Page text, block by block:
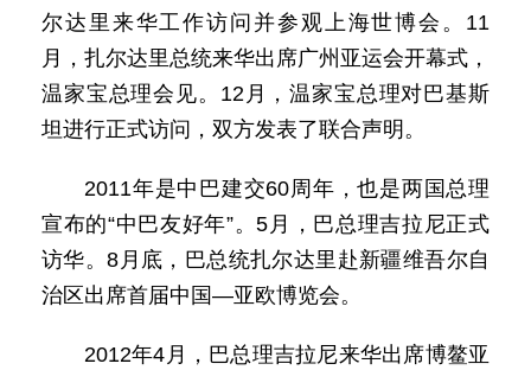
尔达里来华工作访问并参观上海世博会。11
月，扎尔达里总统来华出席广州亚运会开幕式，
温家宝总理会见。12月，温家宝总理对巴基斯
坦进行正式访问，双方发表了联合声明。
2011年是中巴建交60周年，也是两国总理
宣布的“中巴友好年”。5月，巴总理吉拉尼正式
访华。8月底，巴总统扎尔达里赴新疆维吾尔自
治区出席首届中国—亚欧博览会。
2012年4月，巴总理吉拉尼来华出席博鳌亚